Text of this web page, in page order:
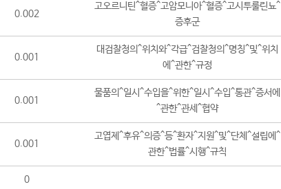
0.002
고오르니틴^혈증^고암모니아^혈증^고시투룰린뇨^
증후군
0.001
대검찰청의^위치와^각급^검찰청의^명칭^및^위치
에^관한^규정
0.001
물품의^일시^수입을^위한^일시^수입^통관^증서에
^관한^관세^협약
0.001
고엽제^후유^의증^등^환자^지원^및^단체^설립에^
관한^법률^시행^규칙
0